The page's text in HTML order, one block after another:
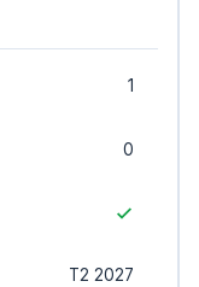
1
0
T2 2027